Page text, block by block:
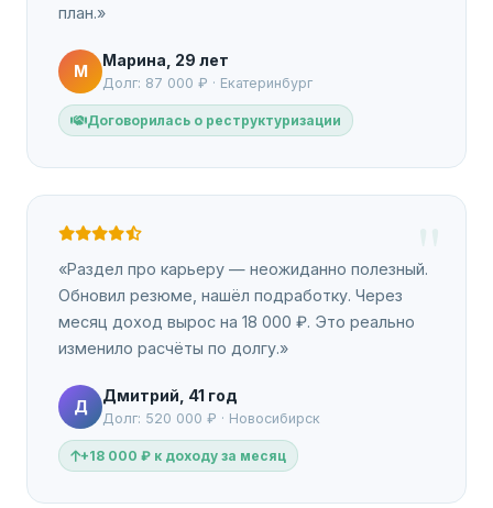
план.»
М
Марина, 29 лет
Долг: 87 000 ₽ · Екатеринбург
Договорилась о реструктуризации
«Раздел про карьеру — неожиданно полезный.
Обновил резюме, нашёл подработку. Через
месяц доход вырос на 18 000 ₽. Это реально
изменило расчёты по долгу.»
Д
Дмитрий, 41 год
Долг: 520 000 ₽ · Новосибирск
+18 000 ₽ к доходу за месяц